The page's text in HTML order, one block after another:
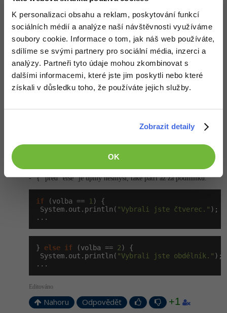
K personalizaci obsahu a reklam, poskytování funkcí
sociálních médií a analýze naší návštěvnosti využíváme
soubory cookie. Informace o tom, jak náš web používáte,
sdílíme se svými partnery pro sociální média, inzerci a
analýzy. Partneři tyto údaje mohou zkombinovat s
dalšími informacemi, které jste jim poskytli nebo které
získali v důsledku toho, že používáte jejich služby.
Zobrazit detaily
OK
Windows
Linux
Sítě
Kybernetická bezpečnost
Fórum
float stranaa =
System.out.println("Nyní zadejte hodnotu b"
vysledek = (2 * stranaa) + (2 * stranab);
System.out.println("Obvod obdelníku je: " +
}
    }
}
26.2.2013 13:13
- První složená závorka má být až za podmínkou.
- "{" před "else" je úplný nesmysl, také patří až za podmínku.
if (volba == 1 ) {
System.out.println( "Vybrali jste čtverec." );
...
} else if (volba == 2) {
System.out.println( "Vybrali jste obdélník." );
...
Editováno
Nahoru Odpovědět +1